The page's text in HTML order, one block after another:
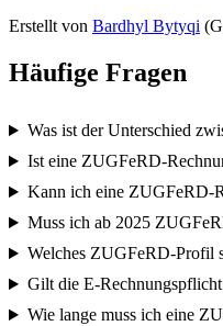
Erstellt von Bardhyl Bytyqi (
Häufige Fragen
Was ist der Unterschied
Ist eine ZUGFeRD-
Kann ich eine ZUGFeRD-
Muss ich ab 2025
Welches ZUGFeRD-Profil
Gilt die E-
Wie lange muss ich eine